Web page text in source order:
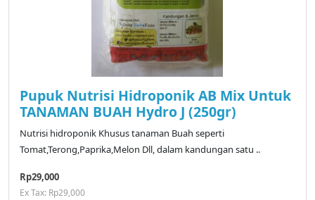
Pupuk Nutrisi Hidroponik AB Mix Untuk
TANAMAN BUAH Hydro J (250gr)
Nutrisi hidroponik Khusus tanaman Buah seperti
Tomat,Terong,Paprika,Melon Dll, dalam kandungan satu ..
Rp29,000
Ex Tax: Rp29,000